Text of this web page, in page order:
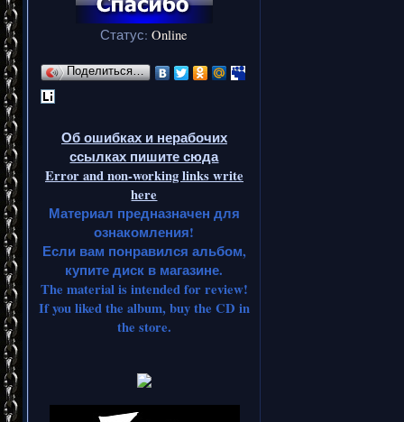
Статус:Online
Поделиться…
Об ошибках и нерабочих
ссылках пишите сюда
Error and non-working links write
here
Материал предназначен для
ознакомления!
Если вам понравился альбом,
купите диск в магазине.
The material is intended for review!
If you liked the album, buy the CD in
the store.